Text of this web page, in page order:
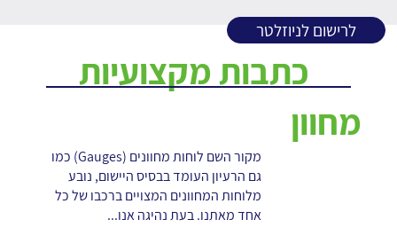
לרישום לניוזלטר
מחוון
מקור השם לוחות מחוונים (Gauges) כמו
גם הרעיון העומד בבסיס היישום, נובע
מלוחות המחוונים המצויים ברכבו של כל
אחד מאתנו. בעת נהיגה אנו...
כתבות מקצועיות